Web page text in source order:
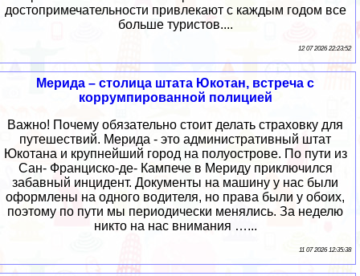
достопримечательности привлекают с каждым годом все
больше туристов....
12 07 2026 22:23:52
Мерида – столица штата Юкотан, встреча с
коррумпированной полицией
Важно! Почему обязательно стоит делать страховку для
путешествий. Мерида - это административный штат
Юкотана и крупнейший город на полуострове. По пути из
Сан- Франциско-де- Кампече в Мериду приключился
забавный инцидент. Документы на машину у нас были
оформлены на одного водителя, но права были у обоих,
поэтому по пути мы периодически менялись. За неделю
никто на нас внимания …...
11 07 2026 12:35:38